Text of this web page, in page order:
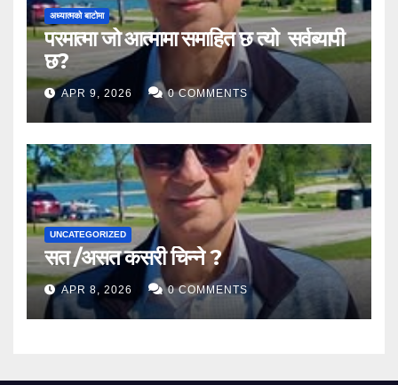
अध्यात्मको बाटोमा
परमात्मा जो आत्मामा समाहित छ त्यो सर्वब्यापी
छ?
APR 9, 2026 0 COMMENTS
UNCATEGORIZED
सत /असत कसरी चिन्ने ?
APR 8, 2026 0 COMMENTS